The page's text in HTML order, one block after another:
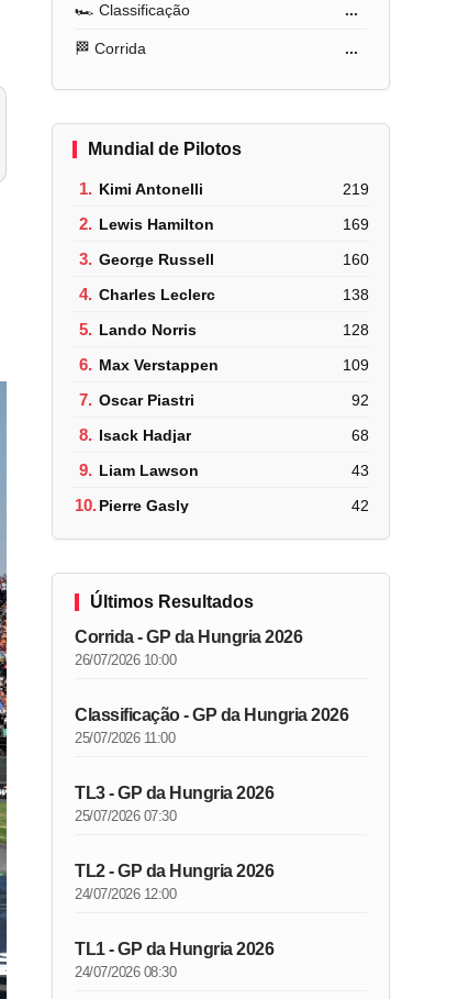
🏎️ Classificação ...
🏁 Corrida ...
Mundial de Pilotos
1. Kimi Antonelli 219
2. Lewis Hamilton 169
3. George Russell 160
4. Charles Leclerc 138
5. Lando Norris 128
6. Max Verstappen 109
7. Oscar Piastri 92
8. Isack Hadjar 68
9. Liam Lawson 43
10.Pierre Gasly 42
Últimos Resultados
Corrida - GP da Hungria 2026
26/07/2026 10:00
Classificação - GP da Hungria 2026
25/07/2026 11:00
TL3 - GP da Hungria 2026
25/07/2026 07:30
TL2 - GP da Hungria 2026
24/07/2026 12:00
TL1 - GP da Hungria 2026
24/07/2026 08:30